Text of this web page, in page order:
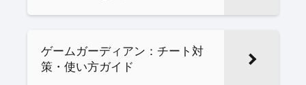
ゲームガーディアン：チート対
策・使い方ガイド